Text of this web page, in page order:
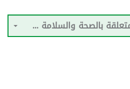
سياسة الشركة المتعلقة بالصحة والسلامة والبيئة والمجتمع